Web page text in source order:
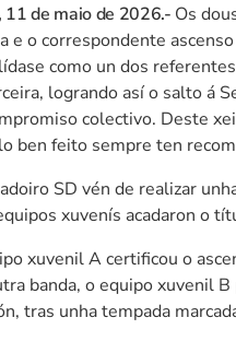
11 de maio de 2026.- Os
e o correspondente
como un dos
logrando así o salto á
colectivo. Deste
ben feito sempre ten
SD vén de realizar
xuvenís acadaron o
xuvenil A certificou o
banda, o equipo xuvenil
tras unha tempada